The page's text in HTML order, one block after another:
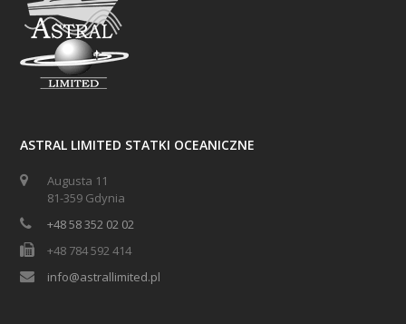
ASTRAL LIMITED STATKI OCEANICZNE
Augusta 11
81-359 Gdynia
+48 58 352 02 02
+48 784 592 414
info@astrallimited.pl